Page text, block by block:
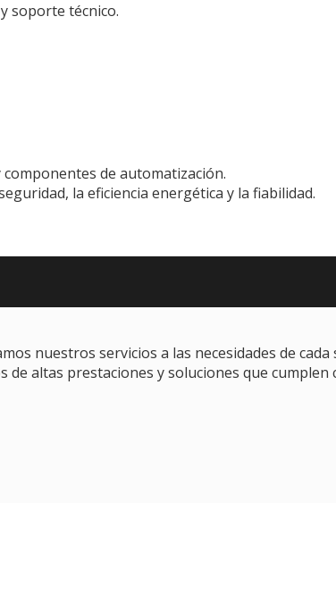
soporte técnico.
de automatización.
la eficiencia energética y la fiabilidad.
nuestros servicios a las necesidades de cada
altas prestaciones y soluciones que cumplen